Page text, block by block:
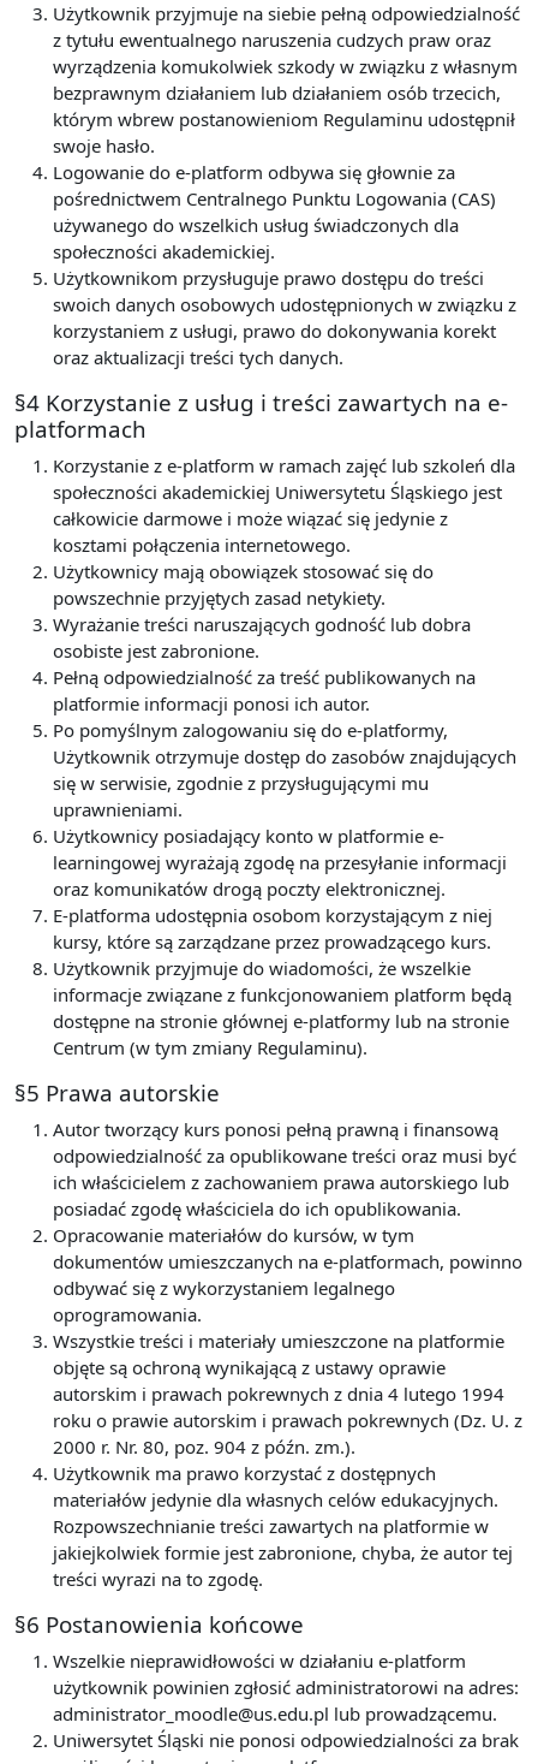
Użytkownik przyjmuje na siebie pełną odpowiedzialność
z tytułu ewentualnego naruszenia cudzych praw oraz
wyrządzenia komukolwiek szkody w związku z własnym
bezprawnym działaniem lub działaniem osób trzecich,
którym wbrew postanowieniom Regulaminu udostępnił
swoje hasło.
Logowanie do e-platform odbywa się głownie za
pośrednictwem Centralnego Punktu Logowania (CAS)
używanego do wszelkich usług świadczonych dla
społeczności akademickiej.
Użytkownikom przysługuje prawo dostępu do treści
swoich danych osobowych udostępnionych w związku z
korzystaniem z usługi, prawo do dokonywania korekt
oraz aktualizacji treści tych danych.
§4 Korzystanie z usług i treści zawartych na e-
platformach
Korzystanie z e-platform w ramach zajęć lub szkoleń dla
społeczności akademickiej Uniwersytetu Śląskiego jest
całkowicie darmowe i może wiązać się jedynie z
kosztami połączenia internetowego.
Użytkownicy mają obowiązek stosować się do
powszechnie przyjętych zasad netykiety.
Wyrażanie treści naruszających godność lub dobra
osobiste jest zabronione.
Pełną odpowiedzialność za treść publikowanych na
platformie informacji ponosi ich autor.
Po pomyślnym zalogowaniu się do e-platformy,
Użytkownik otrzymuje dostęp do zasobów znajdujących
się w serwisie, zgodnie z przysługującymi mu
uprawnieniami.
Użytkownicy posiadający konto w platformie e-
learningowej wyrażają zgodę na przesyłanie informacji
oraz komunikatów drogą poczty elektronicznej.
E-platforma udostępnia osobom korzystającym z niej
kursy, które są zarządzane przez prowadzącego kurs.
Użytkownik przyjmuje do wiadomości, że wszelkie
informacje związane z funkcjonowaniem platform będą
dostępne na stronie głównej e-platformy lub na stronie
Centrum (w tym zmiany Regulaminu).
§5 Prawa autorskie
Autor tworzący kurs ponosi pełną prawną i finansową
odpowiedzialność za opublikowane treści oraz musi być
ich właścicielem z zachowaniem prawa autorskiego lub
posiadać zgodę właściciela do ich opublikowania.
Opracowanie materiałów do kursów, w tym
dokumentów umieszczanych na e-platformach, powinno
odbywać się z wykorzystaniem legalnego
oprogramowania.
Wszystkie treści i materiały umieszczone na platformie
objęte są ochroną wynikającą z ustawy oprawie
autorskim i prawach pokrewnych z dnia 4 lutego 1994
roku o prawie autorskim i prawach pokrewnych (Dz. U. z
2000 r. Nr. 80, poz. 904 z późn. zm.).
Użytkownik ma prawo korzystać z dostępnych
materiałów jedynie dla własnych celów edukacyjnych.
Rozpowszechnianie treści zawartych na platformie w
jakiejkolwiek formie jest zabronione, chyba, że autor tej
treści wyrazi na to zgodę.
§6 Postanowienia końcowe
Wszelkie nieprawidłowości w działaniu e-platform
użytkownik powinien zgłosić administratorowi na adres:
administrator_moodle@us.edu.pl lub prowadzącemu.
Uniwersytet Śląski nie ponosi odpowiedzialności za brak